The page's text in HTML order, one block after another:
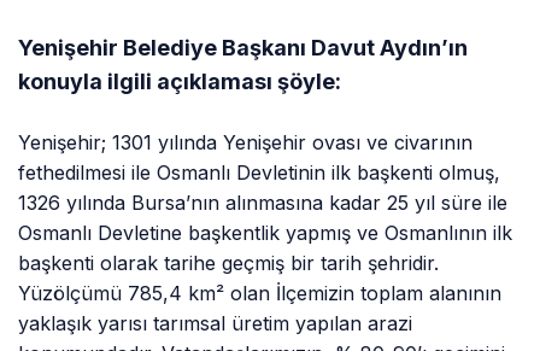
Yenişehir Belediye Başkanı Davut Aydın’ın
konuyla ilgili açıklaması şöyle:
Yenişehir; 1301 yılında Yenişehir ovası ve civarının
fethedilmesi ile Osmanlı Devletinin ilk başkenti olmuş,
1326 yılında Bursa’nın alınmasına kadar 25 yıl süre ile
Osmanlı Devletine başkentlik yapmış ve Osmanlının ilk
başkenti olarak tarihe geçmiş bir tarih şehridir.
Yüzölçümü 785,4 km² olan İlçemizin toplam alanının
yaklaşık yarısı tarımsal üretim yapılan arazi